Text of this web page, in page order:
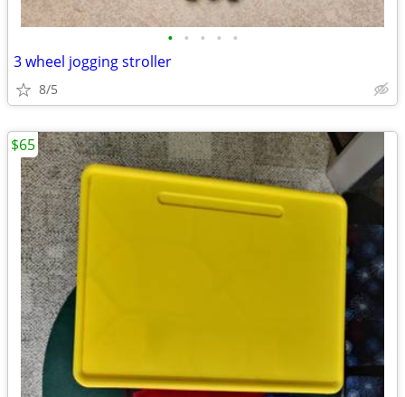
• • • • •
3 wheel jogging stroller
8/5
$65